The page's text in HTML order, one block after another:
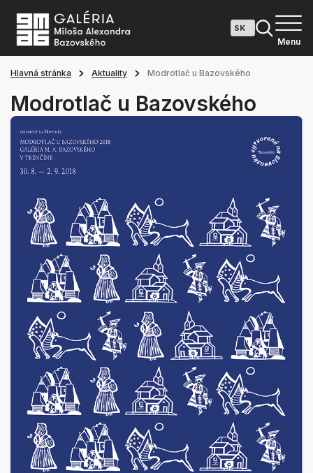
Menu
Hlavná stránka Aktuality Modrotlač u Bazovského
Modrotlač u Bazovského